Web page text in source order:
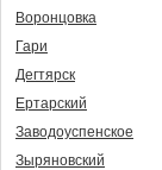
Воронцовка
Гари
Дегтярск
Ертарский
Заводоуспенское
Зыряновский